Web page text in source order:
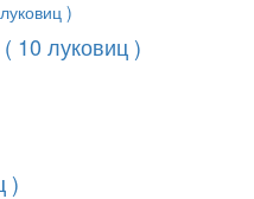
10 луковиц )
)